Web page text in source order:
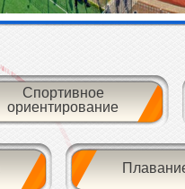
Спортивное
ориентирование